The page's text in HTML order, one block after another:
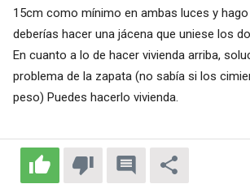
15cm como mínimo en ambas luces y hago
deberías hacer una jácena que uniese los
En cuanto a lo de hacer vivienda arriba,
problema de la zapata (no sabía si los
peso) Puedes hacerlo vivienda.